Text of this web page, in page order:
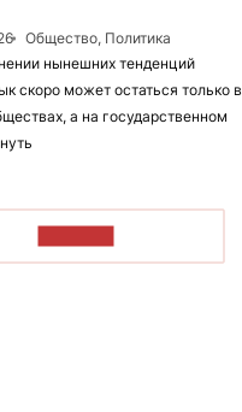
Общество, Политика
нынешних тенденций
скоро может остаться только в
а на государственном